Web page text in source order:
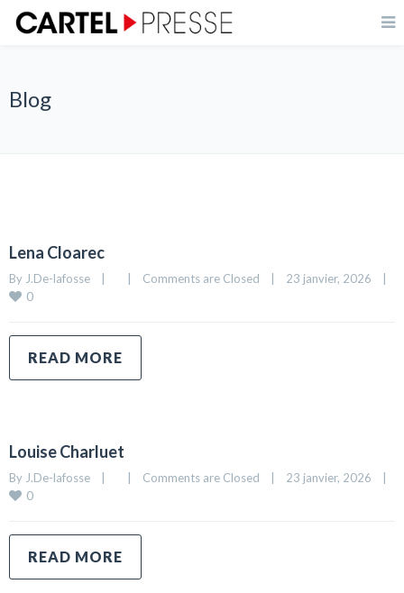
Blog
Lena Cloarec
By J.De-lafosse Comments are Closed 23 janvier, 2026
0
READ MORE
Louise Charluet
By J.De-lafosse Comments are Closed 23 janvier, 2026
0
READ MORE